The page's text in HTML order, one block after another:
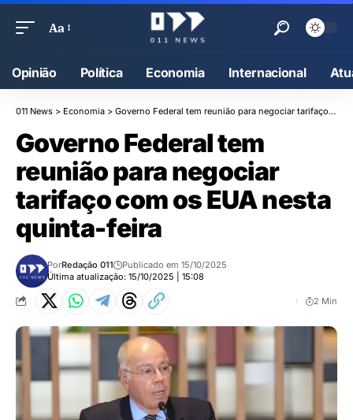
Aa
Opinião Política Economia Internacional
011 News > Economia > Governo Federal tem reunião para negociar tarifaço com os EUA nesta quinta-feira
Governo Federal tem
reunião para negociar
tarifaço com os EUA nesta
quinta-feira
Última atualização: 15/10/2025 | 15:08
PorRedação 011 Publicado em 15/10/2025
2 Min